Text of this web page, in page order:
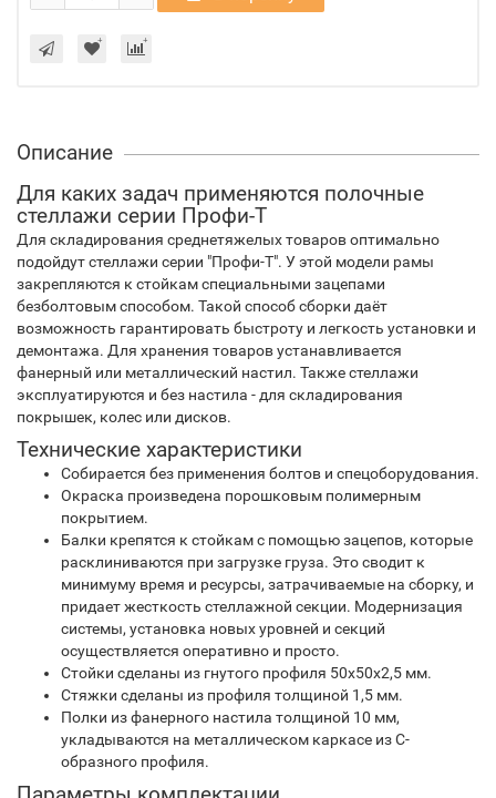
Описание
Для каких задач применяются полочные
стеллажи серии Профи-Т
Для складирования среднетяжелых товаров оптимально
подойдут стеллажи серии "Профи-Т". У этой модели рамы
закрепляются к стойкам специальными зацепами
безболтовым способом. Такой способ сборки даёт
возможность гарантировать быстроту и легкость установки и
демонтажа. Для хранения товаров устанавливается
фанерный или металлический настил. Также стеллажи
эксплуатируются и без настила - для складирования
покрышек, колес или дисков.
Технические характеристики
Собирается без применения болтов и спецоборудования.
Окраска произведена порошковым полимерным
покрытием.
Балки крепятся к стойкам с помощью зацепов, которые
расклиниваются при загрузке груза. Это сводит к
минимуму время и ресурсы, затрачиваемые на сборку, и
придает жесткость стеллажной секции. Модернизация
системы, установка новых уровней и секций
осуществляется оперативно и просто.
Стойки сделаны из гнутого профиля 50х50х2,5 мм.
Стяжки сделаны из профиля толщиной 1,5 мм.
Полки из фанерного настила толщиной 10 мм,
укладываются на металлическом каркасе из С-
образного профиля.